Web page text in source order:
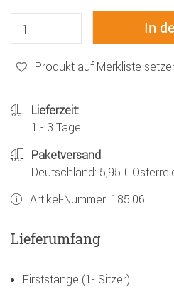
Produkt auf Merkliste
Lieferzeit:
1 - 3 Tage
Paketversand
Deutschland: 5,95 €
Artikel-Nummer: 185.06
Lieferumfang
Firststange (1- Sitzer)